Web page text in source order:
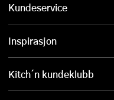
Kundeservice
Inspirasjon
Kitch´n kundeklubb